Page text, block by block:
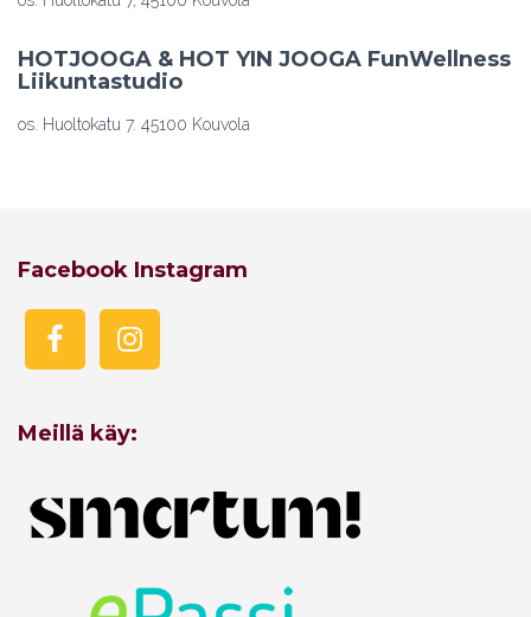
HOTJOOGA & HOT YIN JOOGA FunWellness
Liikuntastudio
os. Huoltokatu 7. 45100 Kouvola
Facebook Instagram
Meillä käy: